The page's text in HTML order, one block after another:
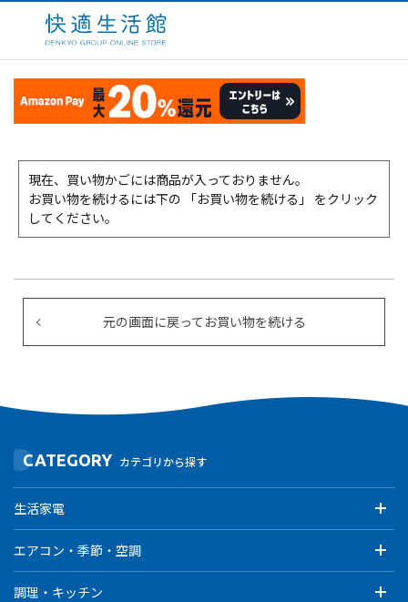
現在、買い物かごには商品が入っておりません。
お買い物を続けるには下の 「お買い物を続ける」 をクリック
してください。
元の画面に戻ってお買い物を続ける
CATEGORY カテゴリから探す
生活家電
エアコン・季節・空調
調理・キッチン